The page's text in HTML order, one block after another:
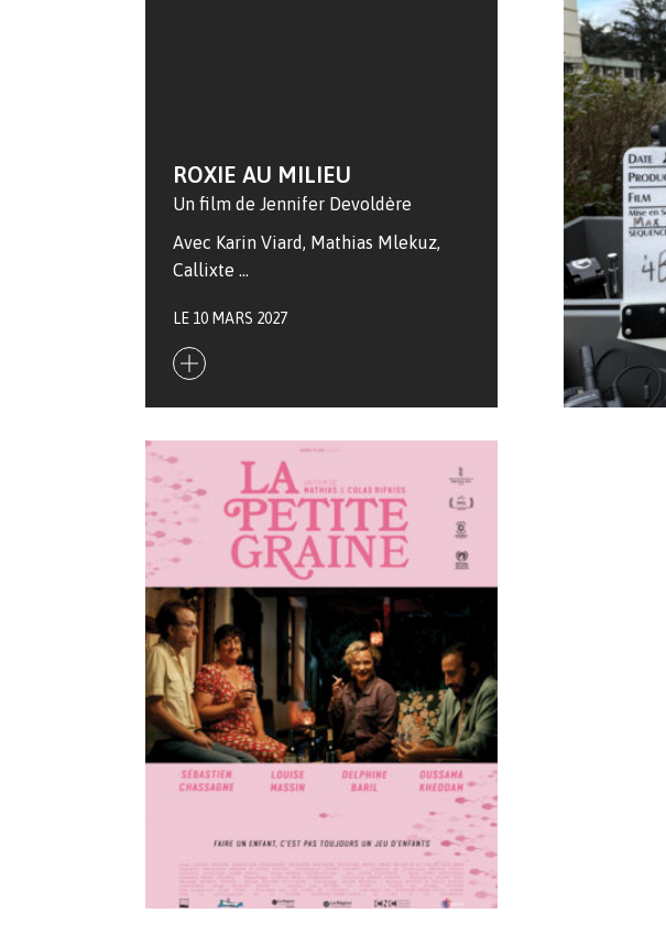
ROXIE AU MILIEU
Un film de Jennifer Devoldère
Avec Karin Viard, Mathias Mlekuz,
Callixte …
LE 10 MARS 2027